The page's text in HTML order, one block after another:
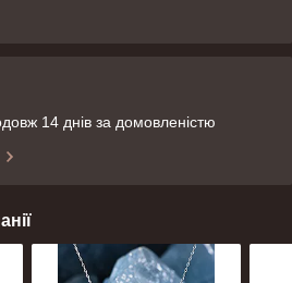
14 днів за домовленістю